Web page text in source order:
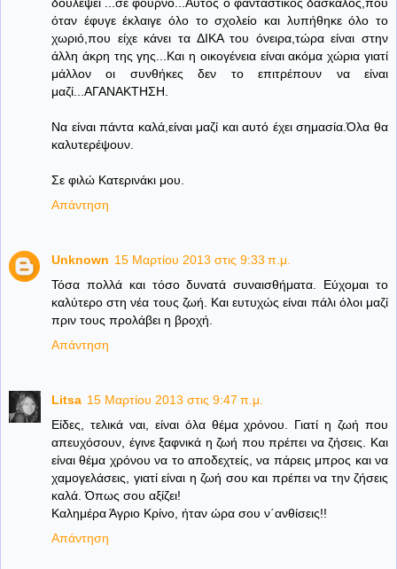
όταν έφυγε έκλαιγε όλο το σχολείο και λυπήθηκε όλο το
χωριό,που είχε κάνει τα ΔΙΚΑ του όνειρα,τώρα είναι στην
άλλη άκρη της γης...Και η οικογένεια είναι ακόμα χώρια γιατί
μάλλον οι συνθήκες δεν το επιτρέπουν να είναι
μαζί...ΑΓΑΝΑΚΤΗΣΗ.
Να είναι πάντα καλά,είναι μαζί και αυτό έχει σημασία.Όλα θα
καλυτερέψουν.
Σε φιλώ Κατερινάκι μου.
Απάντηση
Unknown 15 Μαρτίου 2013 στις 9:33 π.μ.
Τόσα πολλά και τόσο δυνατά συναισθήματα. Εύχομαι το
καλύτερο στη νέα τους ζωή. Και ευτυχώς είναι πάλι όλοι μαζί
πριν τους προλάβει η βροχή.
Απάντηση
Litsa 15 Μαρτίου 2013 στις 9:47 π.μ.
Είδες, τελικά ναι, είναι όλα θέμα χρόνου. Γιατί η ζωή που
απευχόσουν, έγινε ξαφνικά η ζωή που πρέπει να ζήσεις. Και
είναι θέμα χρόνου να το αποδεχτείς, να πάρεις μπρος και να
χαμογελάσεις, γιατί είναι η ζωή σου και πρέπει να την ζήσεις
καλά. Όπως σου αξίζει!
Καλημέρα Άγριο Κρίνο, ήταν ώρα σου ν΄ανθίσεις!!
Απάντηση